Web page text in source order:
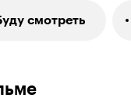
смотреть